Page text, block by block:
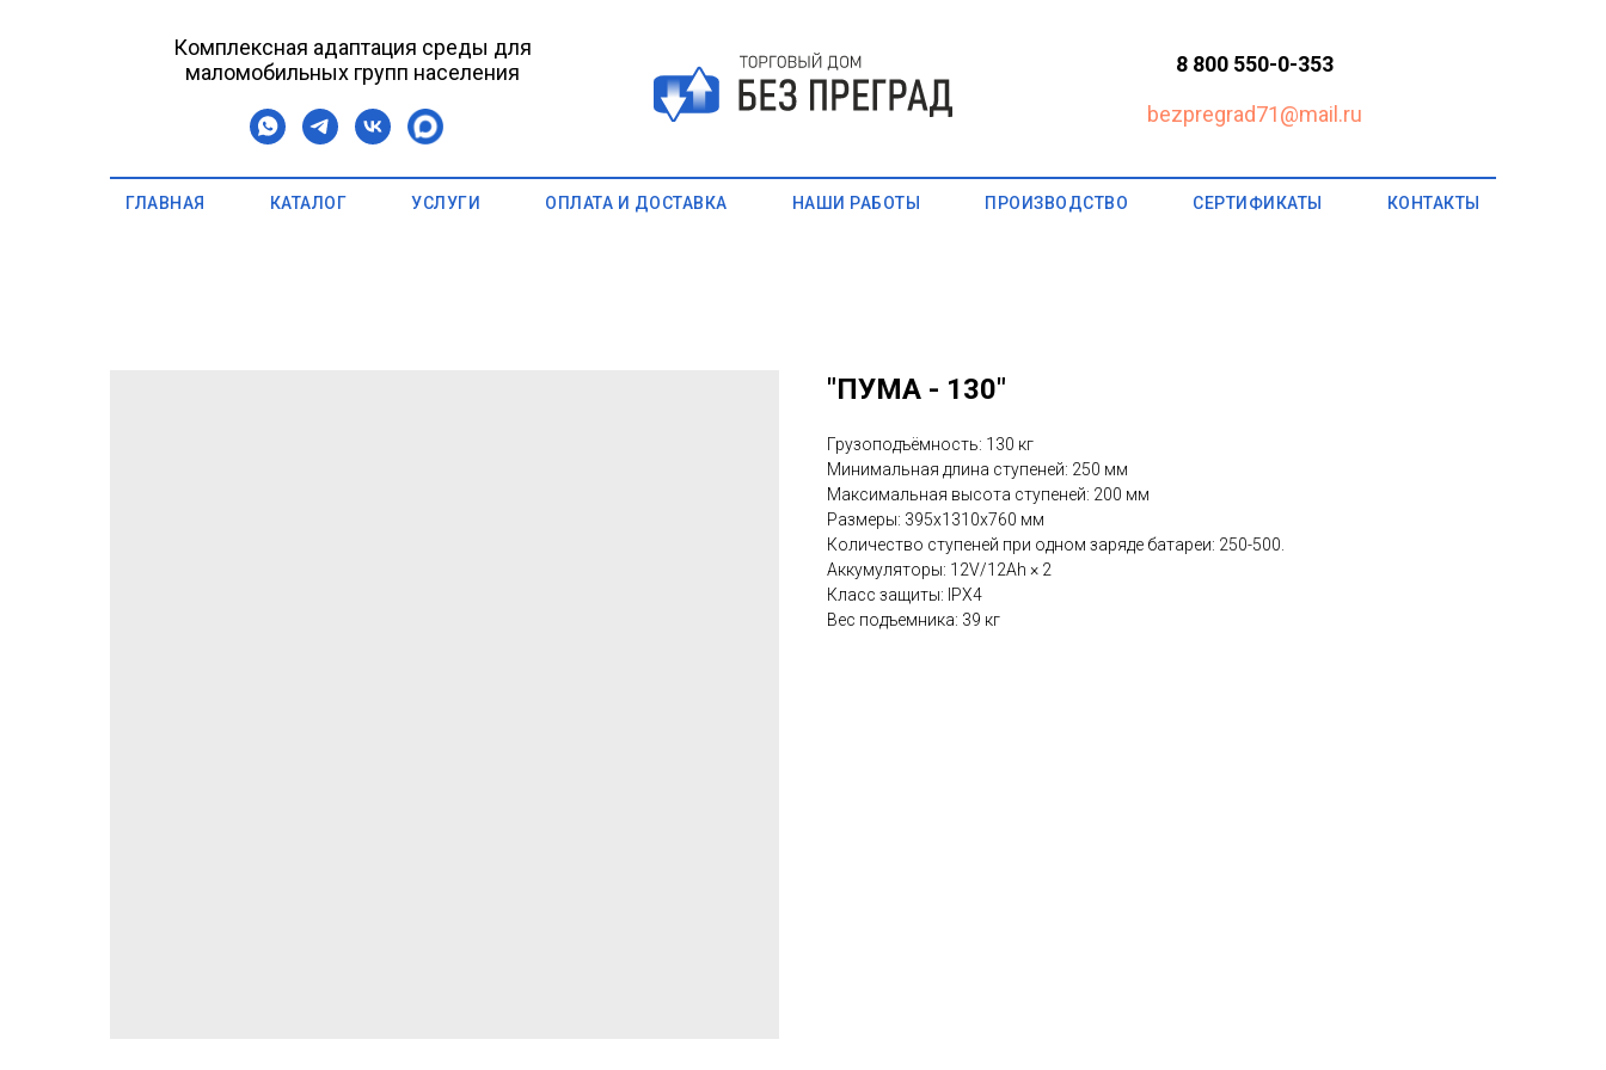
Комплексная адаптация среды для
маломобильных групп населения
8 800 550-0-353
bezpregrad71@mail.ru
ГЛАВНАЯ КАТАЛОГ УСЛУГИ ОПЛАТА И ДОСТАВКА НАШИ РАБОТЫ ПРОИЗВОДСТВО СЕРТИФИКАТЫ КОНТАКТЫ
"ПУМА - 130"
Грузоподъёмность: 130 кг
Минимальная длина ступеней: 250 мм
Максимальная высота ступеней: 200 мм
Размеры: 395х1310х760 мм
Количество ступеней при одном заряде батареи: 250-500.
Аккумуляторы: 12V/12Ah × 2
Класс защиты: IPX4
Вес подъемника: 39 кг